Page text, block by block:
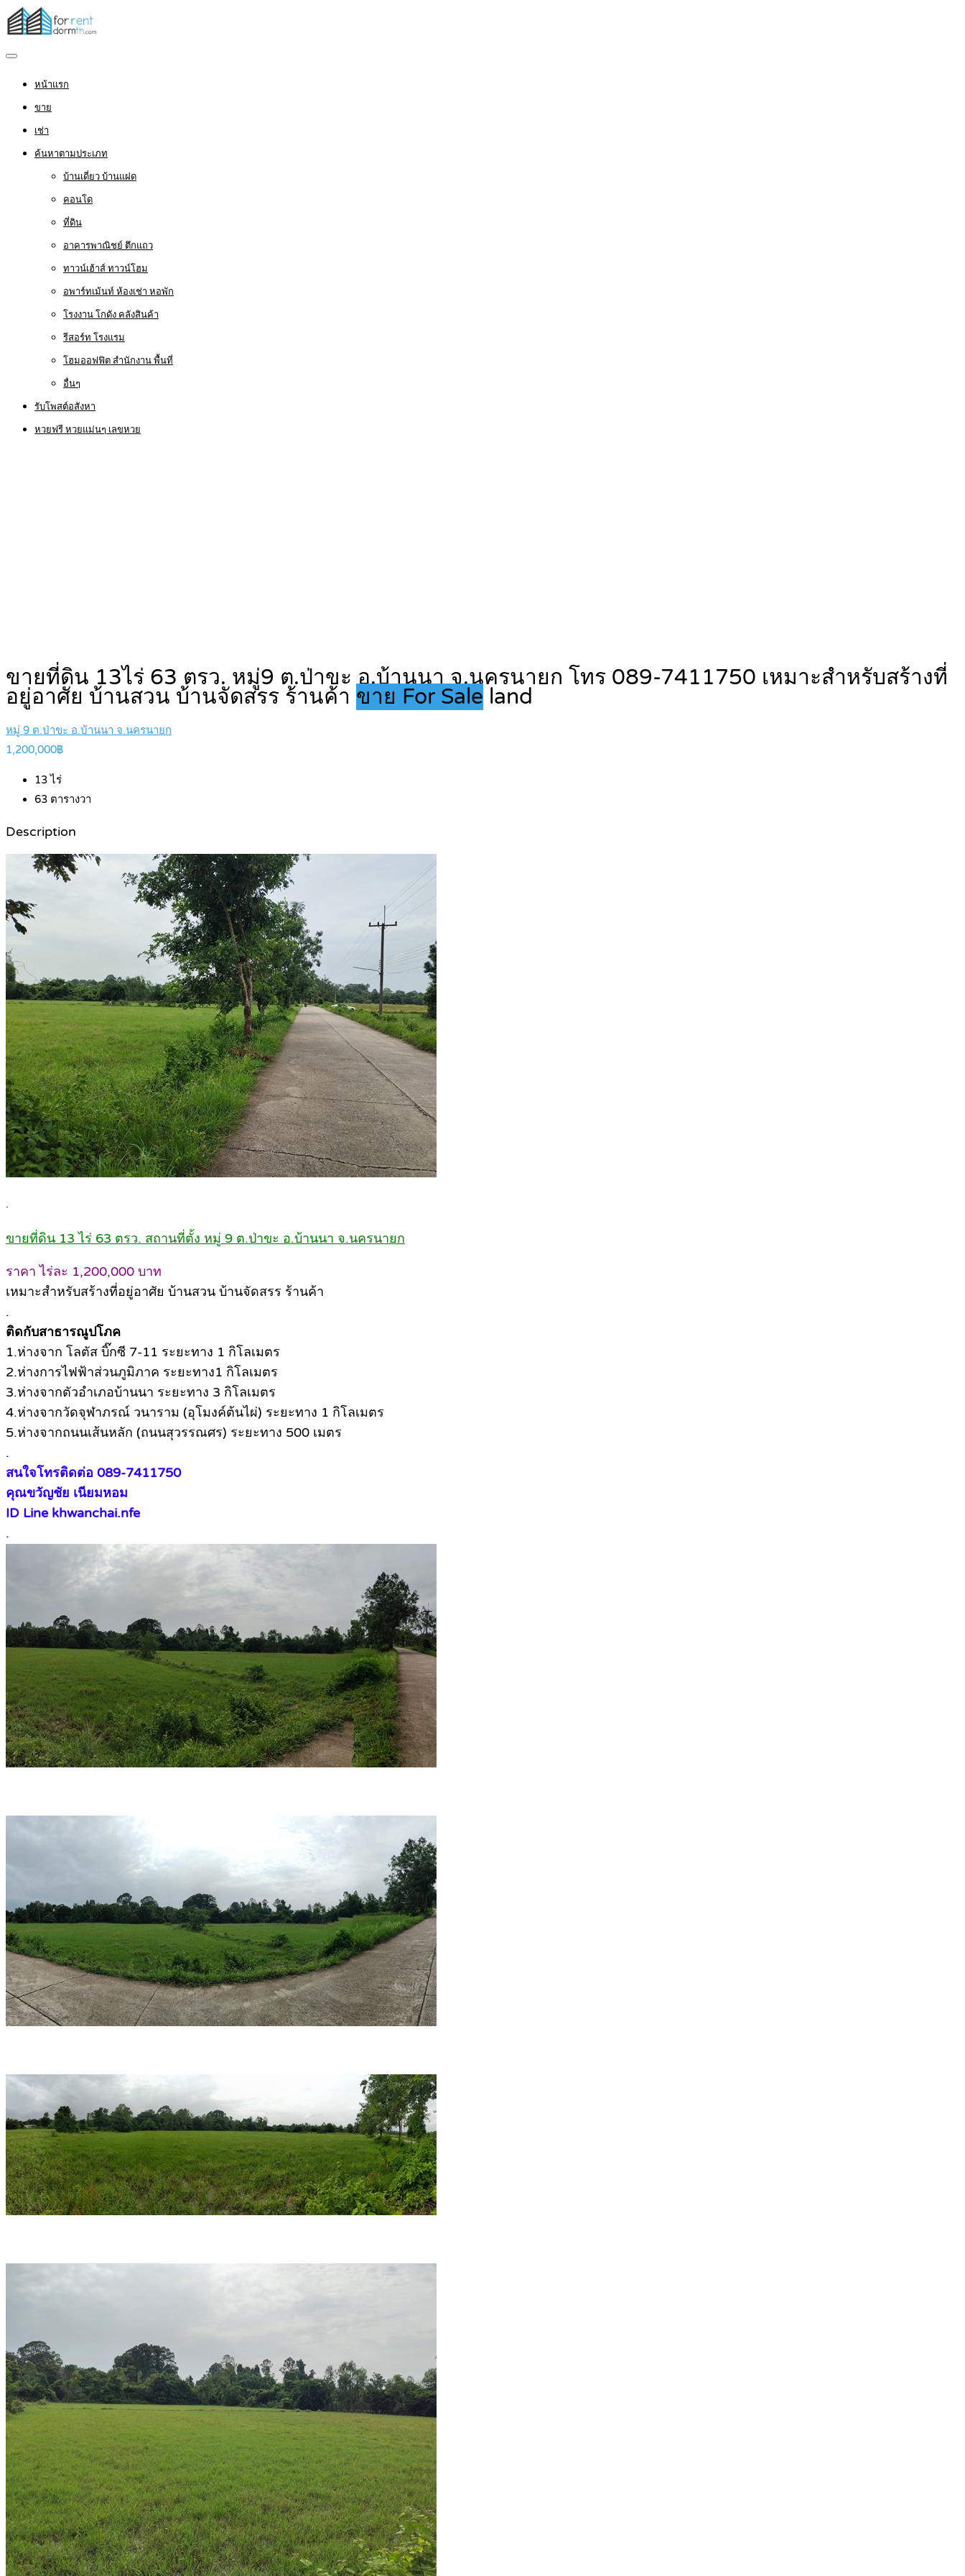
หน้าแรก
ขาย
เช่า
ค้นหาตามประเภท
บ้านเดี่ยว บ้านแฝด
คอนโด
ที่ดิน
อาคารพาณิชย์ ตึกแถว
ทาวน์เฮ้าส์ ทาวน์โฮม
อพาร์ทเม้นท์ ห้องเช่า หอพัก
โรงงาน โกดัง คลังสินค้า
รีสอร์ท โรงแรม
โฮมออฟฟิต สำนักงาน พื้นที่
อื่นๆ
รับโพสต์อสังหา
หวยฟรี หวยแม่นๆ เลขหวย
ขายที่ดิน 13ไร่ 63 ตรว. หมู่9 ต.ป่าขะ อ.บ้านนา จ.นครนายก โทร 089-7411750 เหมาะสำหรับสร้างที่
อยู่อาศัย บ้านสวน บ้านจัดสรร ร้านค้า ขาย For Sale land
หมู่ 9 ต.ป่าขะ อ.บ้านนา จ.นครนายก
1,200,000฿
13ไร่
63 ตารางวา
Description
.
ขายที่ดิน 13 ไร่ 63 ตรว. สถานที่ตั้ง หมู่ 9 ต.ป่าขะ อ.บ้านนา จ.นครนายก
ราคา ไร่ละ 1,200,000 บาท
เหมาะสำหรับสร้างที่อยู่อาศัย บ้านสวน บ้านจัดสรร ร้านค้า
.
ติดกับสาธารณูปโภค
1.ห่างจาก โลตัส บิ๊กซี 7-11 ระยะทาง 1 กิโลเมตร
2.ห่างการไฟฟ้าส่วนภูมิภาค ระยะทาง1 กิโลเมตร
3.ห่างจากตัวอำเภอบ้านนา ระยะทาง 3 กิโลเมตร
4.ห่างจากวัดจุฬาภรณ์ วนาราม (อุโมงค์ต้นไผ่) ระยะทาง 1 กิโลเมตร
5.ห่างจากถนนเส้นหลัก (ถนนสุวรรณศร) ระยะทาง 500 เมตร
.
สนใจโทรติดต่อ 089-7411750
คุณขวัญชัย เนียมหอม
ID Line khwanchai.nfe
.